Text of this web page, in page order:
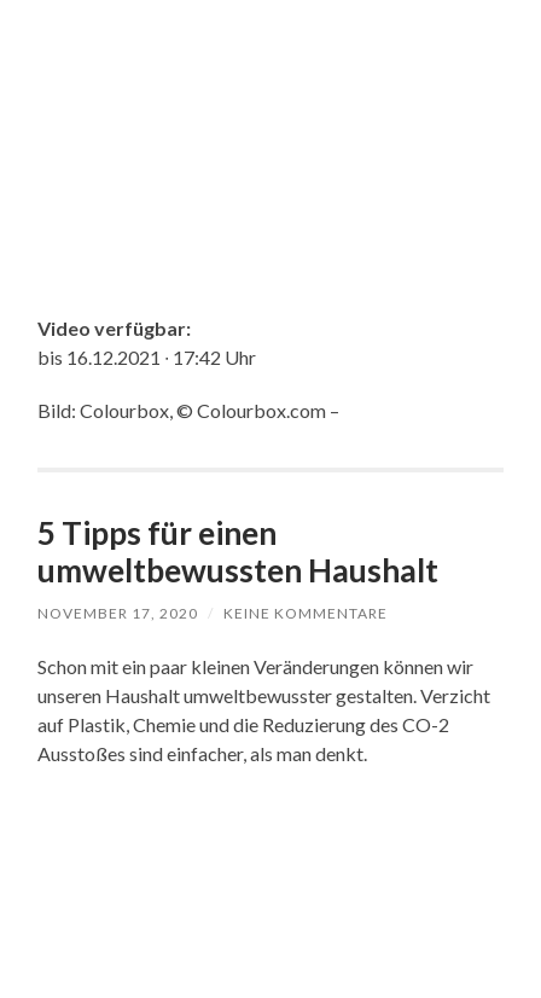
Video verfügbar:
bis 16.12.2021 ∙ 17:42 Uhr
Bild: Colourbox, © Colourbox.com –
5 Tipps für einen
umweltbewussten Haushalt
NOVEMBER 17, 2020 / KEINE KOMMENTARE
Schon mit ein paar kleinen Veränderungen können wir
unseren Haushalt umweltbewusster gestalten. Verzicht
auf Plastik, Chemie und die Reduzierung des CO-2
Ausstoßes sind einfacher, als man denkt.